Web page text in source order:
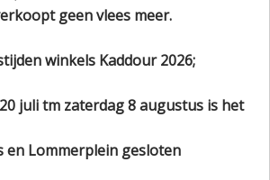
geen vlees meer.
winkels Kaddour 2026;
juli tm zaterdag 8 augustus is het
en Lommerplein gesloten